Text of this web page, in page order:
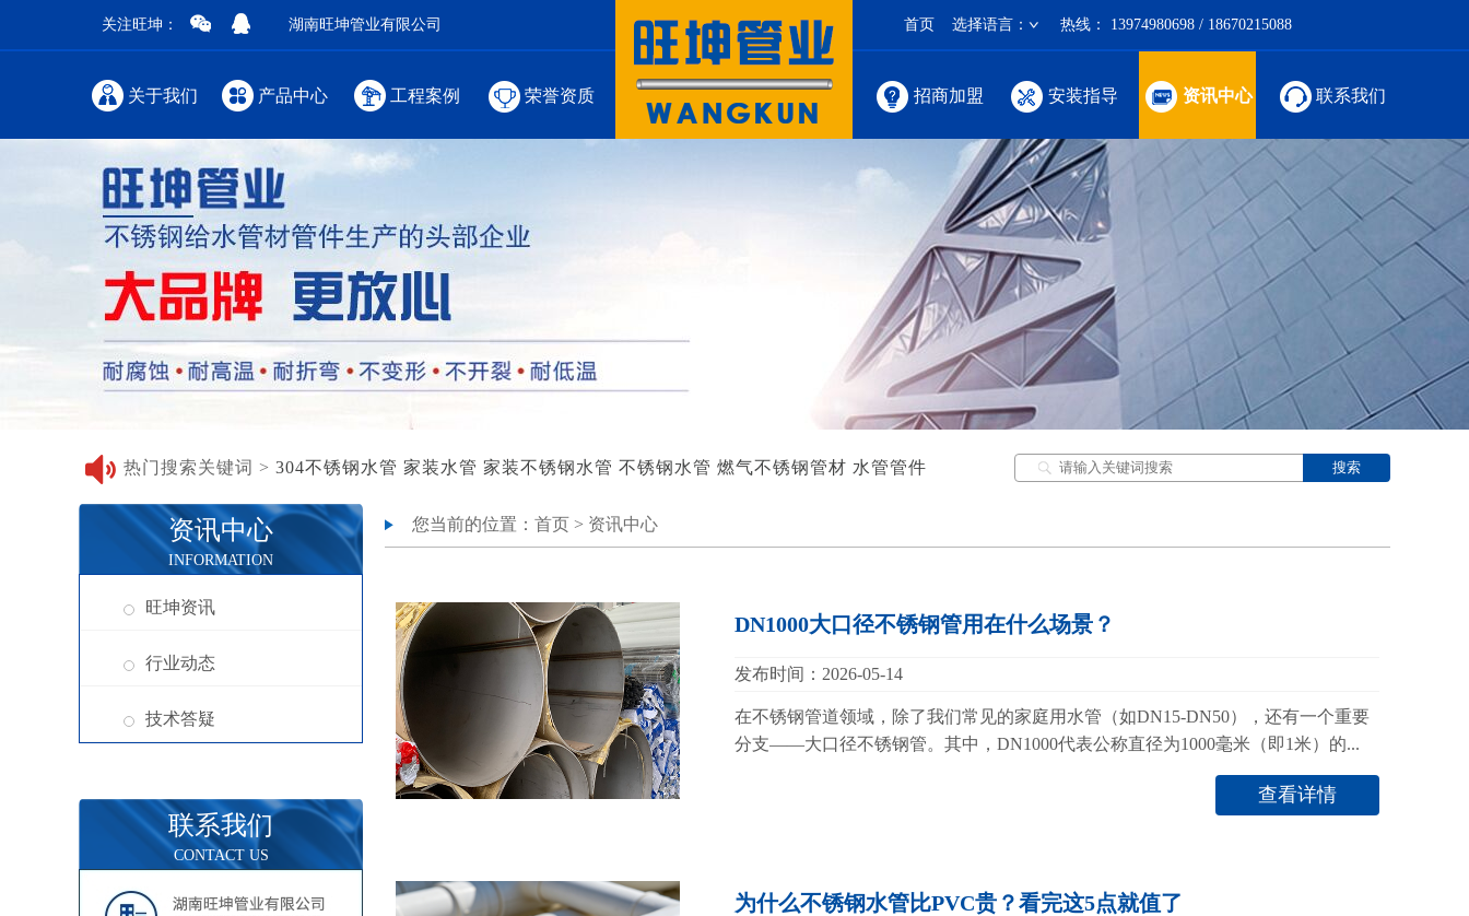
关注旺坤： 湖南旺坤管业有限公司 首页 选择语言： 热线： 13974980698 / 18670215088
关于我们 产品中心 工程案例 荣誉资质 招商加盟 安装指导 资讯中心 联系我们
热门搜索关键词 > 304不锈钢水管 家装水管 家装不锈钢水管 不锈钢水管 燃气不锈钢管材 水管管件
资讯中心
INFORMATION
旺坤资讯
行业动态
技术答疑
联系我们
CONTACT US
您当前的位置： 首页 > 资讯中心
DN1000大口径不锈钢管用在什么场景？
发布时间：2026-05-14
在不锈钢管道领域，除了我们常见的家庭用水管（如DN15-DN50），还有一个重要
分支——大口径不锈钢管。其中，DN1000代表公称直径为1000毫米（即1米）的...
查看详情
为什么不锈钢水管比PVC贵？看完这5点就值了